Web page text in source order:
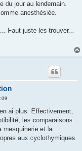
du jour au lendemain.
anesthésiée.
Faut juste les trouver...
ai plus. Effectivement,
les comparaisons
mesquinerie et la
aux cyclothymiques